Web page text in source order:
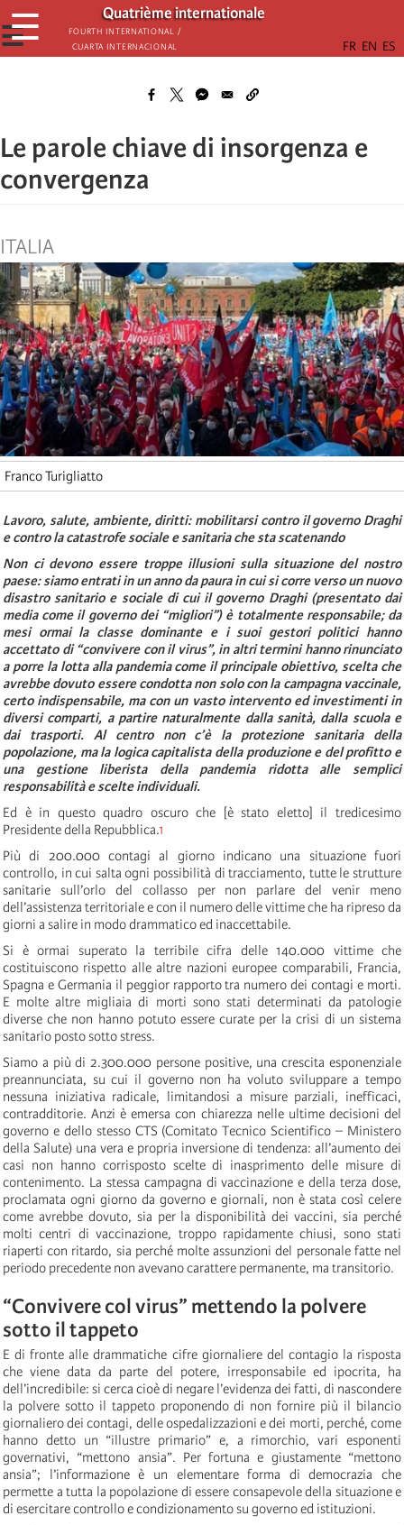
Skip
to
main
Quatrième internationale
Fourth International /
Cuarta Internacional
☰
☰
Le parole chiave di insorgenza e
convergenza
ITALIA
Franco Turigliatto
Lavoro, salute, ambiente, diritti: mobilitarsi contro il governo Draghi
e contro la catastrofe sociale e sanitaria che sta scatenando
Non ci devono essere troppe illusioni sulla situazione del nostro
paese: siamo entrati in un anno da paura in cui si corre verso un nuovo
disastro sanitario e sociale di cui il governo Draghi (presentato dai
media come il governo dei “migliori”) è totalmente responsabile; da
mesi ormai la classe dominante e i suoi gestori politici hanno
accettato di “convivere con il virus”, in altri termini hanno rinunciato
a porre la lotta alla pandemia come il principale obiettivo, scelta che
avrebbe dovuto essere condotta non solo con la campagna vaccinale,
certo indispensabile, ma con un vasto intervento ed investimenti in
diversi comparti, a partire naturalmente dalla sanità, dalla scuola e
dai trasporti. Al centro non c’è la protezione sanitaria della
popolazione, ma la logica capitalista della produzione e del profitto e
una gestione liberista della pandemia ridotta alle semplici
responsabilità e scelte individuali.
Ed è in questo quadro oscuro che [è stato eletto] il tredicesimo
Presidente della Repubblica.1
Più di 200.000 contagi al giorno indicano una situazione fuori
controllo, in cui salta ogni possibilità di tracciamento, tutte le strutture
sanitarie sull’orlo del collasso per non parlare del venir meno
dell’assistenza territoriale e con il numero delle vittime che ha ripreso da
giorni a salire in modo drammatico ed inaccettabile.
Si è ormai superato la terribile cifra delle 140.000 vittime che
costituiscono rispetto alle altre nazioni europee comparabili, Francia,
Spagna e Germania il peggior rapporto tra numero dei contagi e morti.
E molte altre migliaia di morti sono stati determinati da patologie
diverse che non hanno potuto essere curate per la crisi di un sistema
sanitario posto sotto stress.
Siamo a più di 2.300.000 persone positive, una crescita esponenziale
preannunciata, su cui il governo non ha voluto sviluppare a tempo
nessuna iniziativa radicale, limitandosi a misure parziali, inefficaci,
contradditorie. Anzi è emersa con chiarezza nelle ultime decisioni del
governo e dello stesso CTS (Comitato Tecnico Scientifico – Ministero
della Salute) una vera e propria inversione di tendenza: all’aumento dei
casi non hanno corrisposto scelte di inasprimento delle misure di
contenimento. La stessa campagna di vaccinazione e della terza dose,
proclamata ogni giorno da governo e giornali, non è stata così celere
come avrebbe dovuto, sia per la disponibilità dei vaccini, sia perché
molti centri di vaccinazione, troppo rapidamente chiusi, sono stati
riaperti con ritardo, sia perché molte assunzioni del personale fatte nel
periodo precedente non avevano carattere permanente, ma transitorio.
“Convivere col virus” mettendo la polvere
sotto il tappeto
E di fronte alle drammatiche cifre giornaliere del contagio la risposta
che viene data da parte del potere, irresponsabile ed ipocrita, ha
dell’incredibile: si cerca cioè di negare l’evidenza dei fatti, di nascondere
la polvere sotto il tappeto proponendo di non fornire più il bilancio
giornaliero dei contagi, delle ospedalizzazioni e dei morti, perché, come
hanno detto un “illustre primario” e, a rimorchio, vari esponenti
governativi, “mettono ansia”. Per fortuna e giustamente “mettono
ansia”; l’informazione è un elementare forma di democrazia che
permette a tutta la popolazione di essere consapevole della situazione e
di esercitare controllo e condizionamento su governo ed istituzioni.